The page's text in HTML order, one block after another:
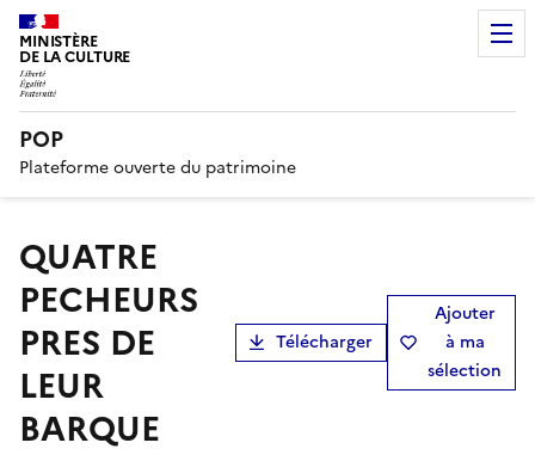
MINISTÈRE
DE LA CULTURE
POP
Plateforme ouverte du patrimoine
QUATRE
PECHEURS
PRES DE
LEUR
BARQUE
Télécharger
Ajouter
à ma
sélection